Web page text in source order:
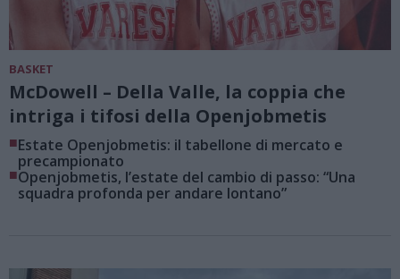
BASKET
McDowell – Della Valle, la coppia che
intriga i tifosi della Openjobmetis
■Estate Openjobmetis: il tabellone di mercato e
precampionato
■Openjobmetis, l’estate del cambio di passo: “Una
squadra profonda per andare lontano”